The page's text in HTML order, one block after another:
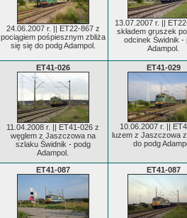
24.06.2007 r. || ET22-867 z
pociągiem pośpiesznym zbliża
się się do podg Adampol.
13.07.2007 r. ||
składem gruszek
odcinek Świdnik -
Adampol.
ET41-026
11.04.2008 r. || ET41-026 z
węglem z Jaszczowa na
szlaku Świdnik - podg
Adampol.
ET41-029
10.06.2007 r. ||
luzem z Jaszczowa
do podg
ET41-087 ET41-087